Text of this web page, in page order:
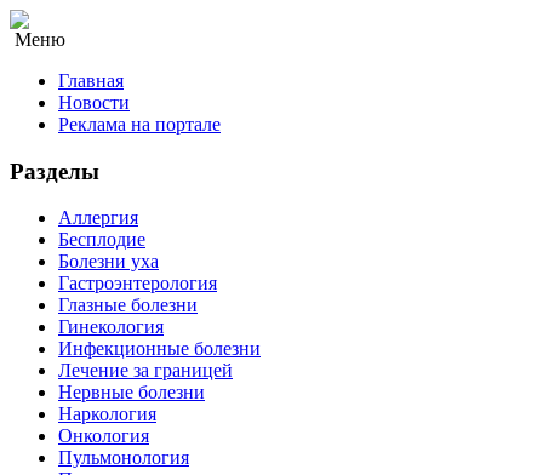
Меню
Главная
Новости
Реклама на портале
Разделы
Аллергия
Бесплодие
Болезни уха
Гастроэнтерология
Глазные болезни
Гинекология
Инфекционные болезни
Лечение за границей
Нервные болезни
Наркология
Онкология
Пульмонология